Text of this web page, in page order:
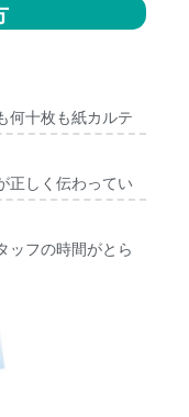
何十枚も紙カルテ
正しく伝わってい
ッフの時間がとら